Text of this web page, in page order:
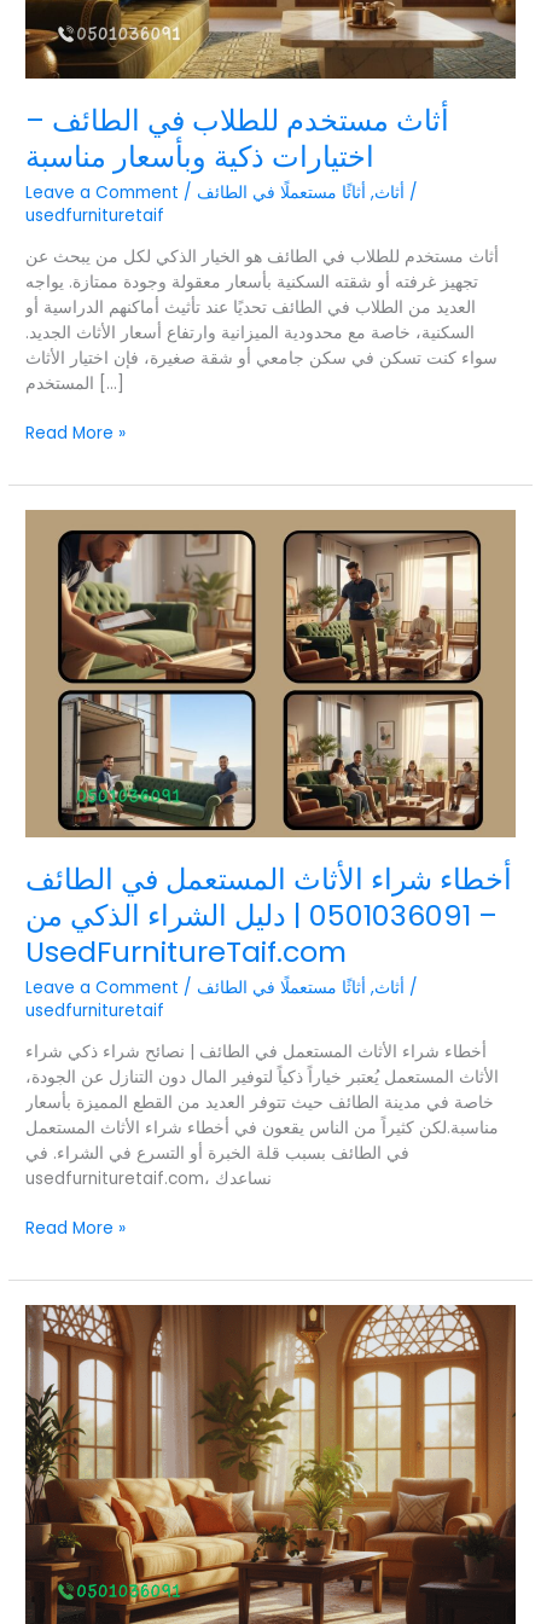
أثاث مستخدم للطلاب في الطائف –
اختيارات ذكية وبأسعار مناسبة
Leave a Comment / أثاث, أثاثًا مستعملًا في الطائف
/
usedfurnituretaif
أثاث مستخدم للطلاب في الطائف هو الخيار الذكي لكل من يبحث عن
تجهيز غرفته أو شقته السكنية بأسعار معقولة وجودة ممتازة. يواجه
العديد من الطلاب في الطائف تحديًا عند تأثيث أماكنهم الدراسية أو
السكنية، خاصة مع محدودية الميزانية وارتفاع أسعار الأثاث الجديد.
سواء كنت تسكن في سكن جامعي أو شقة صغيرة، فإن اختيار الأثاث
المستخدم […]
Read More »
أخطاء شراء الأثاث المستعمل في الطائف
– 0501036091 | دليل الشراء الذكي من
UsedFurnitureTaif.com
Leave a Comment / أثاث, أثاثًا مستعملًا في الطائف
/
usedfurnituretaif
أخطاء شراء الأثاث المستعمل في الطائف | نصائح شراء ذكي شراء
الأثاث المستعمل يُعتبر خياراً ذكياً لتوفير المال دون التنازل عن الجودة،
خاصة في مدينة الطائف حيث تتوفر العديد من القطع المميزة بأسعار
مناسبة.لكن كثيراً من الناس يقعون في أخطاء شراء الأثاث المستعمل
في الطائف بسبب قلة الخبرة أو التسرع في الشراء. في
usedfurnituretaif.com، نساعدك
شراء
الأثاث
المستعمل
الطائف
0501036091
الذكي
Read More »
نصائح
الخبراء
التفاوض
على
أسعار
الأثاث
المستعمل
في
الطائف
وفر
بذكاء